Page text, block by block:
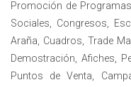
Promoción de
Sociales, Congresos,
Araña, Cuadros, Trade
Demostración, Afiches,
Puntos de Venta,